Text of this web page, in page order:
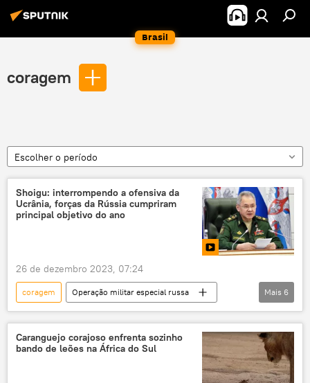
Brasil
coragem
Escolher o período
Shoigu: interrompendo a ofensiva da
Ucrânia, forças da Rússia cumpriram
principal objetivo do ano
26 de dezembro 2023, 07:24
coragem
Operação militar especial russa
Exército da Rússia
Ucrânia
ofensiva
conflito armado
Sergei Shoigu
armas
Mais 6
Caranguejo corajoso enfrenta sozinho
bando de leões na África do Sul